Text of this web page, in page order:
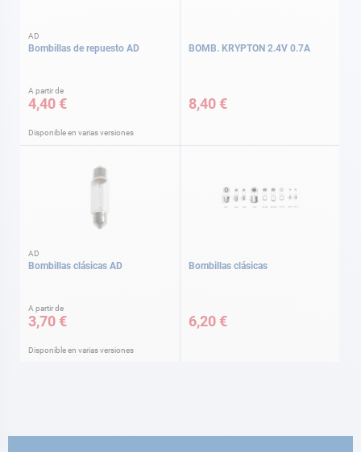
AD
Bombillas de repuesto AD
A partir de
4,40 €
Disponible en varias versiones
BOMB. KRYPTON 2.4V 0.7A
8,40 €
AD
Bombillas clásicas AD
A partir de
3,70 €
Disponible en varias versiones
Bombillas clásicas
6,20 €